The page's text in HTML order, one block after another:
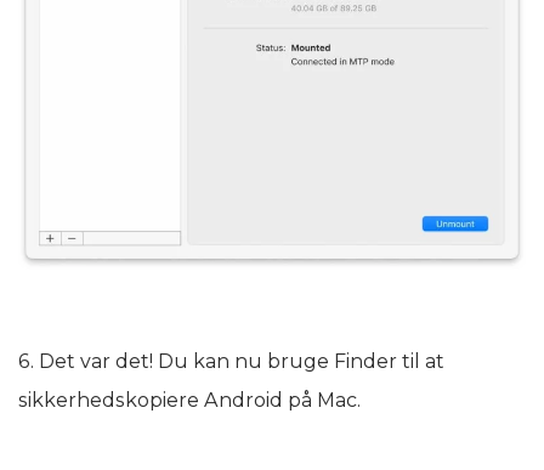
6. Det var det! Du kan nu bruge Finder til at
sikkerhedskopiere Android på Mac.